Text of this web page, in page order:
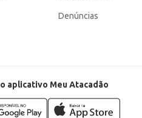
Denúncias
aplicativo Meu Atacadão